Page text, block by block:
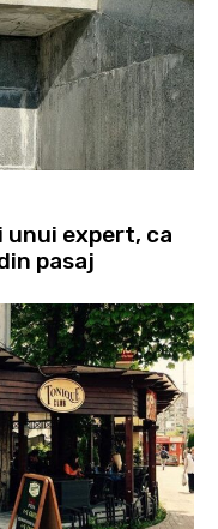
unui expert, ca
pasaj